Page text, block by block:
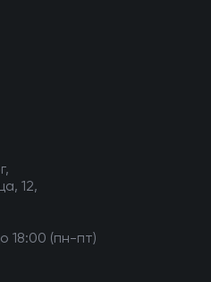
12,
18:00 (пн-пт)